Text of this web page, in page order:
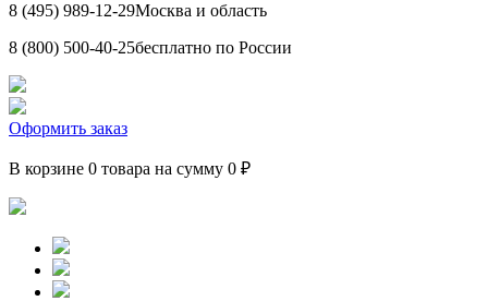
8 (495) 989-12-29Москва и область
8 (800) 500-40-25бесплатно по России
Оформить заказ
В корзине 0 товара на сумму 0 ₽